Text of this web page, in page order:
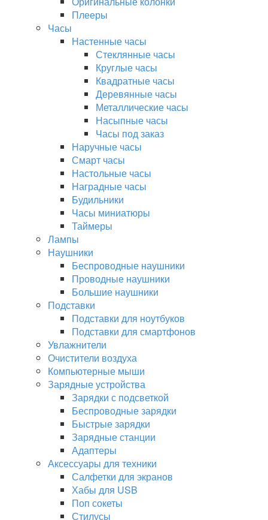
Плееры
Часы
Настенные часы
Стеклянные часы
Круглые часы
Квадратные часы
Деревянные часы
Металлические часы
Насыпные часы
Часы под заказ
Наручные часы
Смарт часы
Настольные часы
Наградные часы
Будильники
Часы миниатюры
Таймеры
Лампы
Наушники
Беспроводные наушники
Проводные наушники
Большие наушники
Подставки
Подставки для ноутбуков
Подставки для смартфонов
Увлажнители
Очистители воздуха
Компьютерные мыши
Зарядные устройства
Зарядки с подсветкой
Беспроводные зарядки
Быстрые зарядки
Зарядные станции
Адаптеры
Аксессуары для техники
Салфетки для экранов
Хабы для USB
Поп сокеты
Стилусы